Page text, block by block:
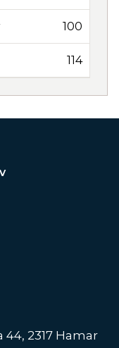
100
114
2317 Hamar